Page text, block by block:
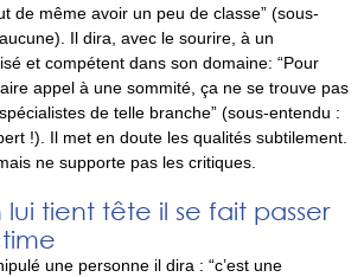
de même avoir un peu de classe” (sous-
Il dira, avec le sourire, à un
et compétent dans son domaine: “Pour
appel à une sommité, ça ne se trouve pas
de telle branche” (sous-entendu :
!). Il met en doute les qualités subtilement.
ne supporte pas les critiques.
tient tête il se fait passer
une personne il dira : “c’est une